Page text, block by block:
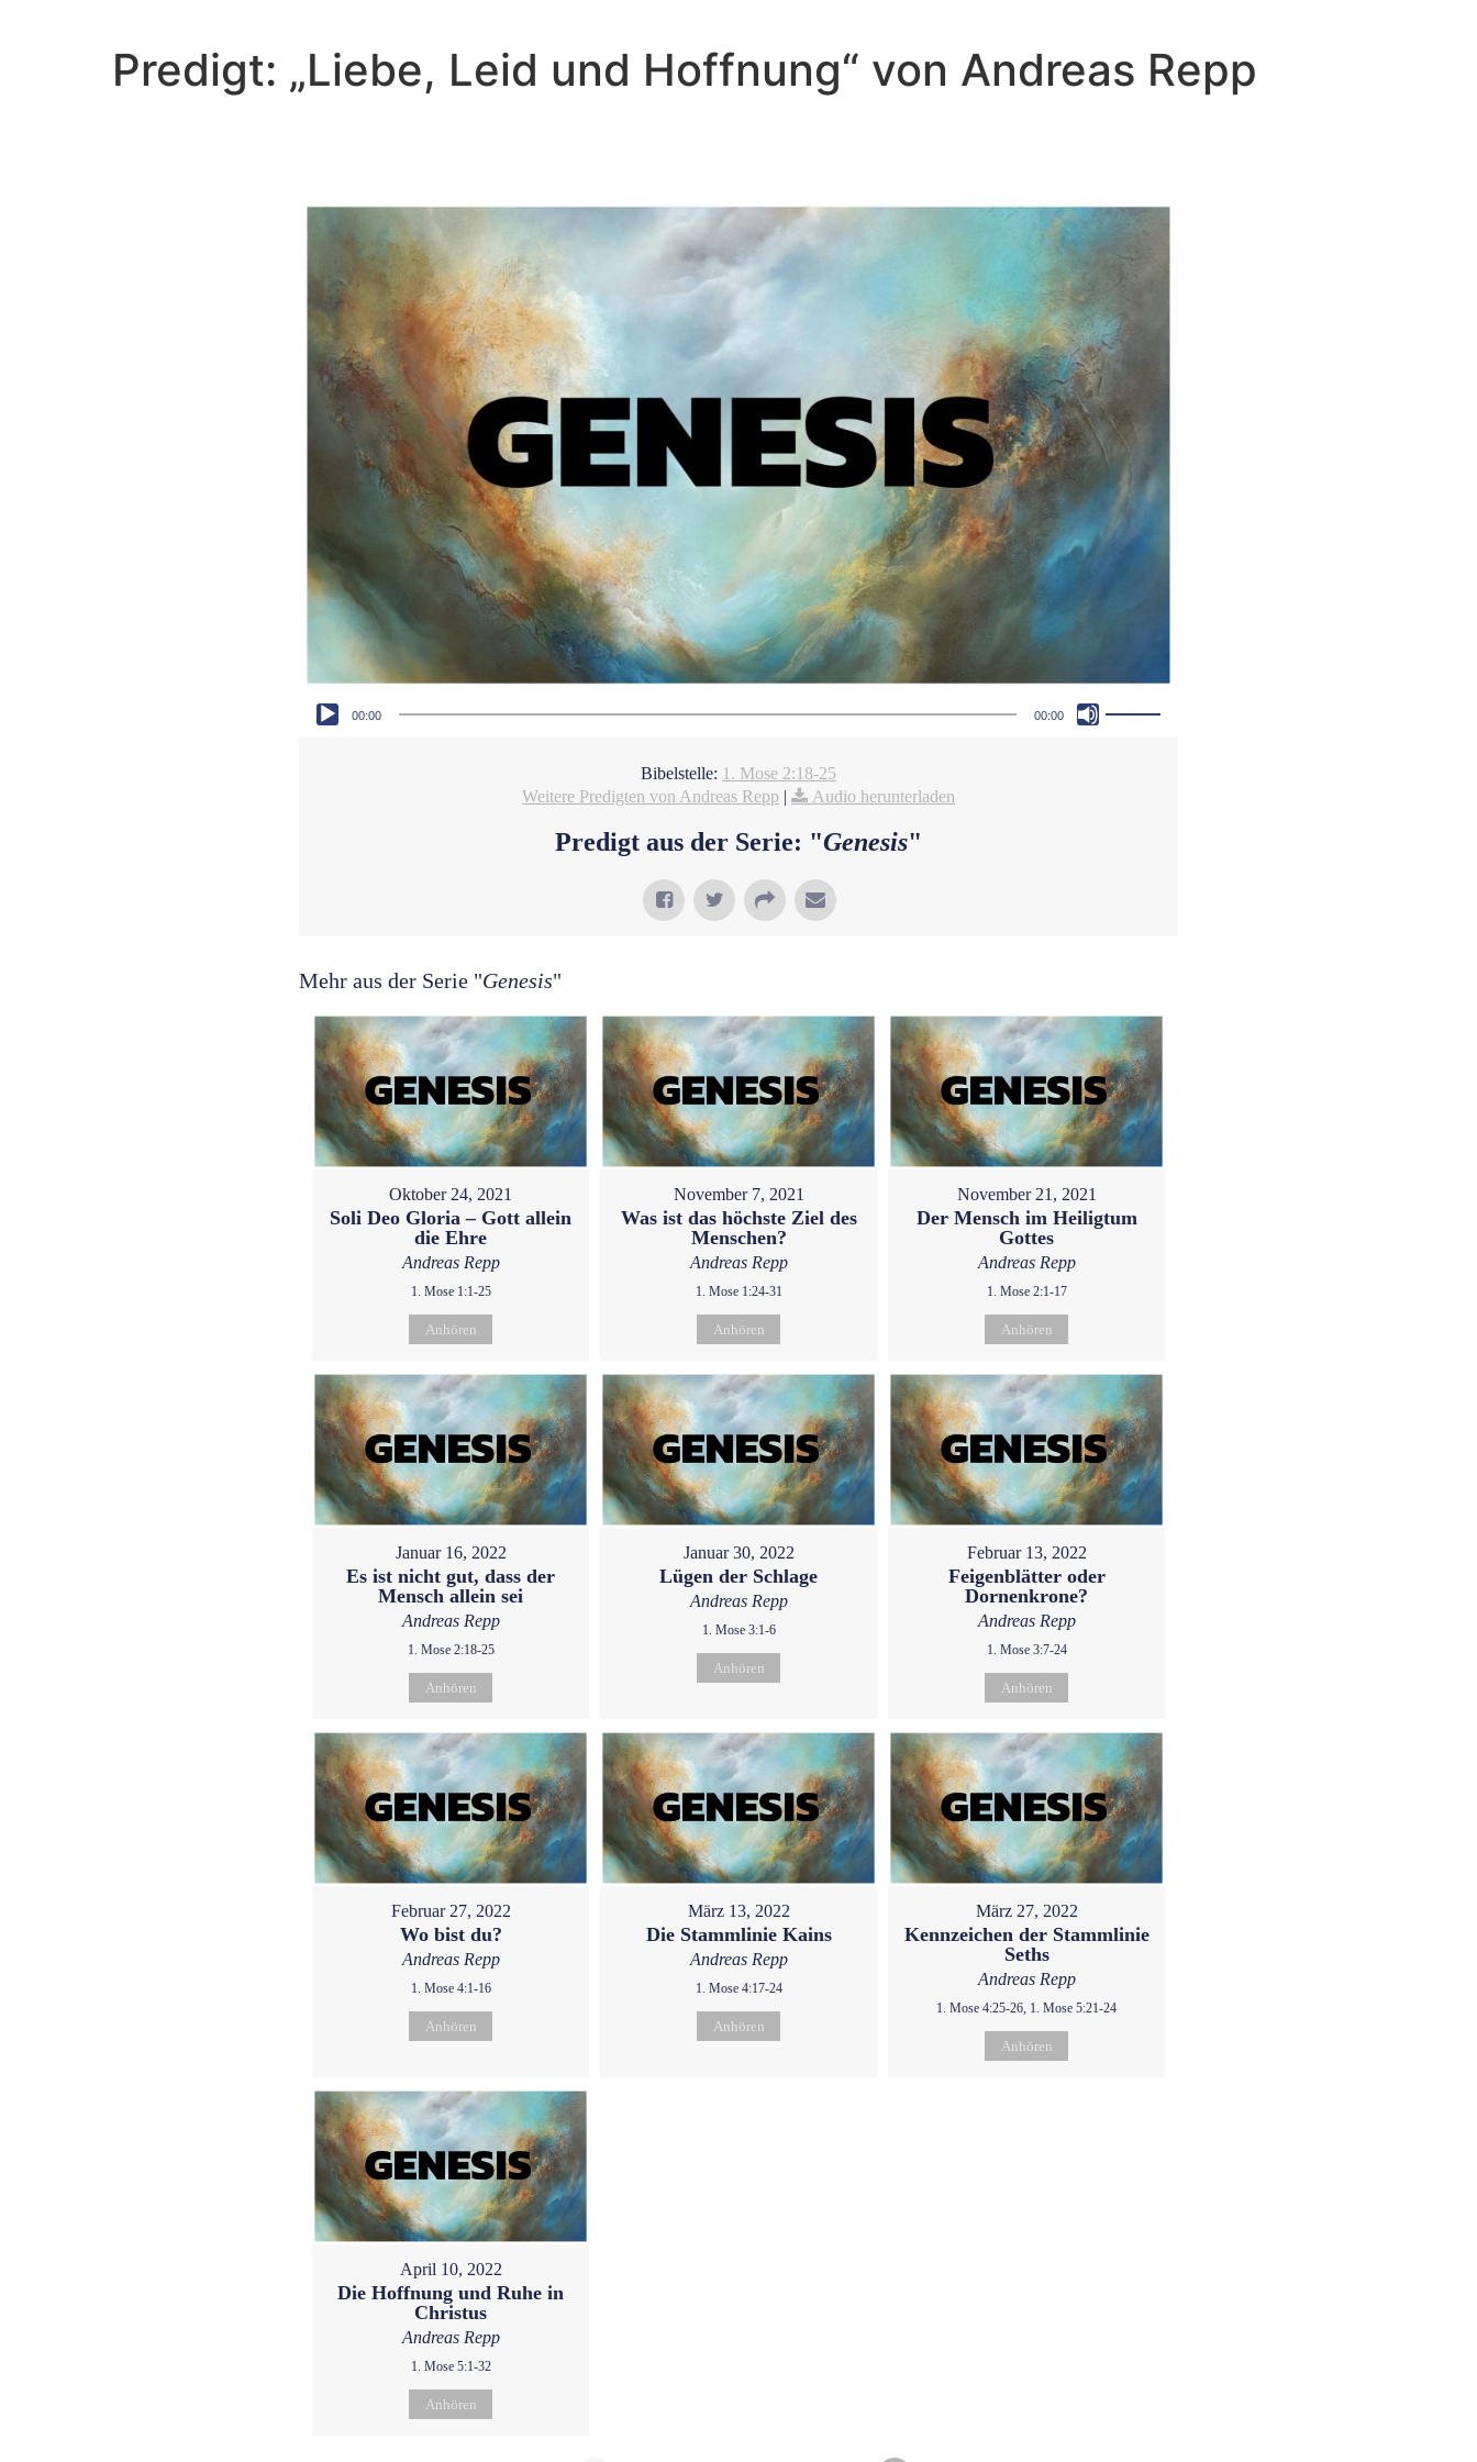
Predigt: „Liebe, Leid und Hoffnung“ von Andreas Repp
00:00 00:00
Bibelstelle: 1. Mose 2:18-25
Weitere Predigten von Andreas Repp | Audio herunterladen
Predigt aus der Serie: "Genesis"
Mehr aus der Serie "Genesis"
Oktober 24, 2021
Soli Deo Gloria – Gott allein
die Ehre
Andreas Repp
1. Mose 1:1-25
Anhören
November 7, 2021
Was ist das höchste Ziel des
Menschen?
Andreas Repp
1. Mose 1:24-31
Anhören
November 21, 2021
Der Mensch im Heiligtum
Gottes
Andreas Repp
1. Mose 2:1-17
Anhören
Januar 16, 2022
Es ist nicht gut, dass der
Mensch allein sei
Andreas Repp
1. Mose 2:18-25
Anhören
Januar 30, 2022
Lügen der Schlage
Andreas Repp
1. Mose 3:1-6
Anhören
Februar 13, 2022
Feigenblätter oder
Dornenkrone?
Andreas Repp
1. Mose 3:7-24
Anhören
Februar 27, 2022
Wo bist du?
Andreas Repp
1. Mose 4:1-16
Anhören
März 13, 2022
Die Stammlinie Kains
Andreas Repp
1. Mose 4:17-24
Anhören
März 27, 2022
Kennzeichen der Stammlinie
Seths
Andreas Repp
1. Mose 4:25-26, 1. Mose 5:21-24
Anhören
April 10, 2022
Die Hoffnung und Ruhe in
Christus
Andreas Repp
1. Mose 5:1-32
Anhören